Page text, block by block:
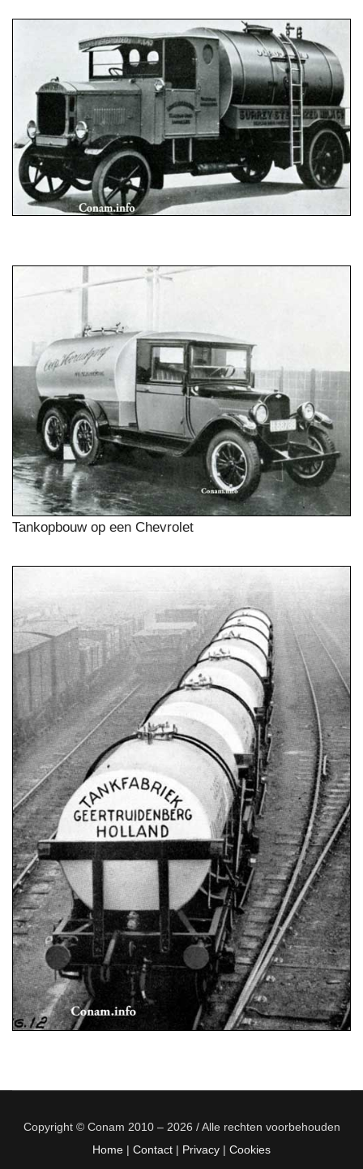
Tankopbouw op een Chevrolet
Copyright © Conam 2010 – 2026 / Alle rechten voorbehouden
Home | Contact | Privacy | Cookies